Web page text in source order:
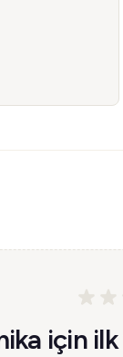
için